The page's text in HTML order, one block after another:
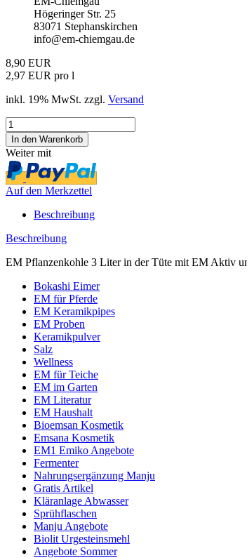
Högeringer Str. 25
83071 Stephanskirchen
info@em-chiemgau.de
8,90 EUR
2,97 EUR pro l
inkl. 19% MwSt. zzgl. Versand
Weiter mit
Auf den Merkzettel
Beschreibung
Beschreibung
EM Pflanzenkohle 3 Liter in der Tüte mit EM Aktiv
Bokashi Eimer
EM für Pferde
EM Keramikpipes
EM Proben
Keramikpulver
Salz
Wellness
EM für Teiche
EM im Garten
EM Literatur
EM Haushalt
Bioemsan Kosmetik
Emsana Kosmetik
EM1 Emiko Angebote
Fermenter
Nahrungsergänzung Manju
Gratis Artikel
Kläranlage Abwasser
Sprühflaschen
Manju Angebote
Biolit Urgesteinsmehl
Angebote Sommer